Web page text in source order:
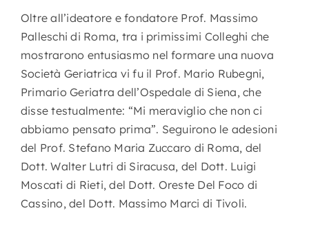
Oltre all’ideatore e fondatore Prof. Massimo
Palleschi di Roma, tra i primissimi Colleghi che
mostrarono entusiasmo nel formare una nuova
Società Geriatrica vi fu il Prof. Mario Rubegni,
Primario Geriatra dell’Ospedale di Siena, che
disse testualmente: “Mi meraviglio che non ci
abbiamo pensato prima”. Seguirono le adesioni
del Prof. Stefano Maria Zuccaro di Roma, del
Dott. Walter Lutri di Siracusa, del Dott. Luigi
Moscati di Rieti, del Dott. Oreste Del Foco di
Cassino, del Dott. Massimo Marci di Tivoli.